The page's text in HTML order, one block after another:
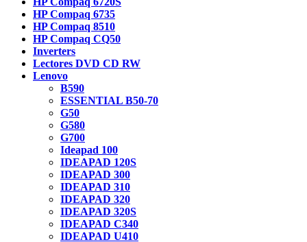
HP Compaq 6735
HP Compaq 8510
HP Compaq CQ50
Inverters
Lectores DVD CD RW
Lenovo
B590
ESSENTIAL B50-70
G50
G580
G700
Ideapad 100
IDEAPAD 120S
IDEAPAD 300
IDEAPAD 310
IDEAPAD 320
IDEAPAD 320S
IDEAPAD C340
IDEAPAD U410